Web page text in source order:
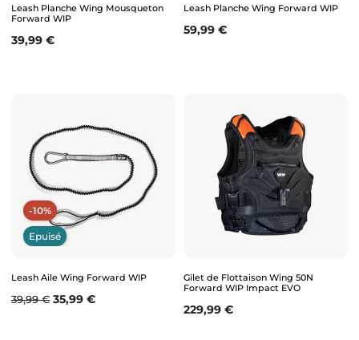
Leash Planche Wing Mousqueton
Forward WIP
Prix
39,99 €
Leash Planche Wing Forward WIP
Prix
59,99 €
-10%
Epuisé
Leash Aile Wing Forward WIP
Prix de base
39,99 € Prix
35,99 €
Gilet de Flottaison Wing 50N
Forward WIP Impact EVO
Prix
229,99 €